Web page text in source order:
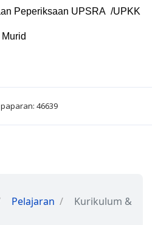
Peperiksaan UPSRA /UPKK
46639
Pelajaran
Kurikulum &